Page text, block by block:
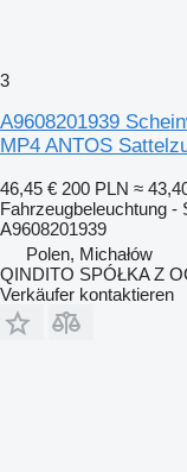
3
A9608201939
MP4 ANTOS
46,45 € 200 PLN ≈
Fahrzeugbeleuchtung -
A9608201939
Polen, Michałów
QINDITO SPÓŁKA Z
Verkäufer kontaktieren